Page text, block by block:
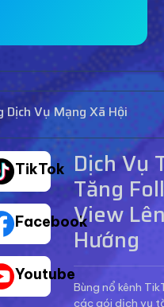
Dịch Vụ Mạng Xã Hội
TikTok
Facebook
Youtube
Dịch Vụ
Tăng
View
Hướng
Bùng nổ kênh
các gói dịch vụ